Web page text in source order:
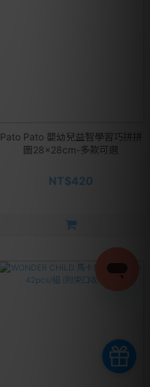
Pato Pato 嬰幼兒益智學習巧拼拼
圖28x28cm-多款可選
NT$420